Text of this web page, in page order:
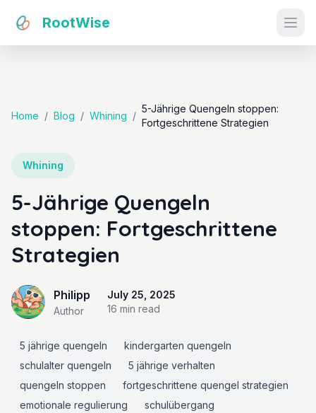
RootWise
Home / Blog / Whining /
5-Jährige Quengeln stoppen:
Fortgeschrittene Strategien
Whining
5-Jährige Quengeln
stoppen: Fortgeschrittene
Strategien
Philipp
Author
July 25, 2025
16 min read
5 jährige quengeln
kindergarten quengeln
schulalter quengeln
5 jährige verhalten
quengeln stoppen
fortgeschrittene quengel strategien
emotionale regulierung
schulübergang